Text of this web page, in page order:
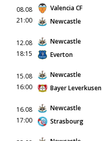
08.08
21:00
Valencia CF
Newcastle
12.08
18:15
Newcastle
Everton
15.08
16:00
Newcastle
Bayer Leverkusen
16.08
17:00
Newcastle
Strasbourg